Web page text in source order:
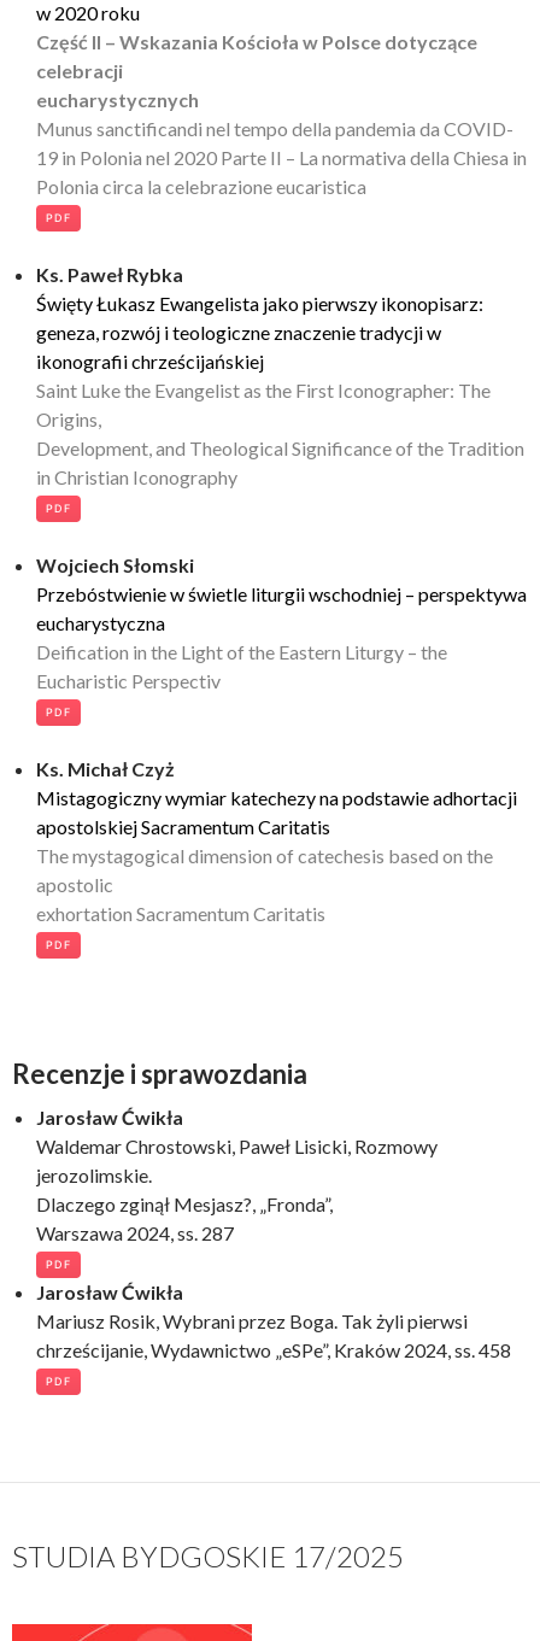
w 2020 roku
Część II – Wskazania Kościoła w Polsce dotyczące
celebracji
eucharystycznych
Munus sanctificandi nel tempo della pandemia da COVID-
19 in Polonia nel 2020 Parte II – La normativa della Chiesa in
Polonia circa la celebrazione eucaristica
PDF
Ks. Paweł Rybka
Święty Łukasz Ewangelista jako pierwszy ikonopisarz:
geneza, rozwój i teologiczne znaczenie tradycji w
ikonografii chrześcijańskiej
Saint Luke the Evangelist as the First Iconographer: The
Origins,
Development, and Theological Significance of the Tradition
in Christian Iconography
PDF
Wojciech Słomski
Przebóstwienie w świetle liturgii wschodniej – perspektywa
eucharystyczna
Deification in the Light of the Eastern Liturgy – the
Eucharistic Perspectiv
PDF
Ks. Michał Czyż
Mistagogiczny wymiar katechezy na podstawie adhortacji
apostolskiej Sacramentum Caritatis
The mystagogical dimension of catechesis based on the
apostolic
exhortation Sacramentum Caritatis
PDF
Recenzje i sprawozdania
Jarosław Ćwikła
Waldemar Chrostowski, Paweł Lisicki, Rozmowy
jerozolimskie.
Dlaczego zginął Mesjasz?, „Fronda”,
Warszawa 2024, ss. 287
PDF
Jarosław Ćwikła
Mariusz Rosik, Wybrani przez Boga. Tak żyli pierwsi
chrześcijanie, Wydawnictwo „eSPe”, Kraków 2024, ss. 458
PDF
STUDIA BYDGOSKIE 17/2025